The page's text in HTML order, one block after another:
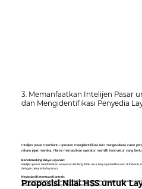
3. Memanfaatkan Intelijen Pasar
dan Mengidentifikasi Penyedia
Intelijen pasar membantu operator mengidentifikasi dan mengevaluasi calon
rekam jejak mereka. Hal ini memastikan operator memilih kontraktor yang
Benchmarking Biaya Layanan:
Intelijen pasar memberikan wawasan tentang tolok ukur biaya pemeliharaan di
dengan penyedia layanan.
Negosiasi Ketentuan Kontrak:
Dengan memahami tren pasar dan praktik terbaik, operator dapat menegosiasikan
struktur harga, jadwal pembayaran, dan ketentuan garansi.
Proposisi Nilai HSS untuk